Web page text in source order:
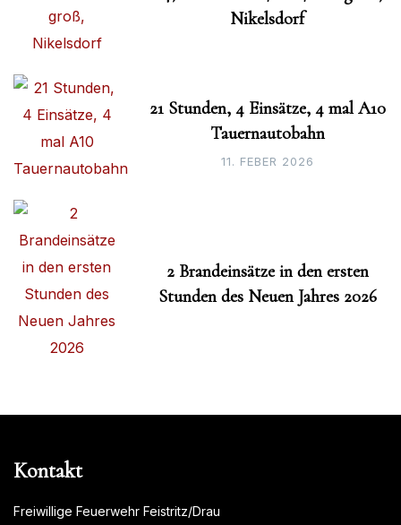
Nikelsdorf
21 Stunden, 4 Einsätze, 4 mal A10
Tauernautobahn
11. FEBER 2026
2 Brandeinsätze in den ersten
Stunden des Neuen Jahres 2026
Kontakt
Freiwillige Feuerwehr Feistritz/Drau